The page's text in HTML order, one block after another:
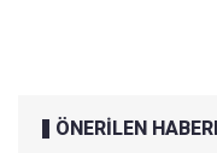
ÖNERİLEN